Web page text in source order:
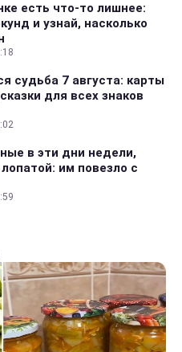
есть что-то лишнее:
и узнай, насколько
судьба 7 августа: карты
для всех знаков
в эти дни недели,
им повезло с